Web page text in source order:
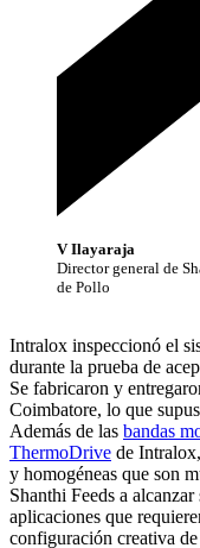
V Ilayaraja
Director general de
de Pollo
Intralox inspeccionó el
durante la prueba de
Se fabricaron y
Coimbatore, lo que
Además de las bandas
ThermoDrive de
y homogéneas que son
Shanthi Feeds a
aplicaciones que
configuración creativa